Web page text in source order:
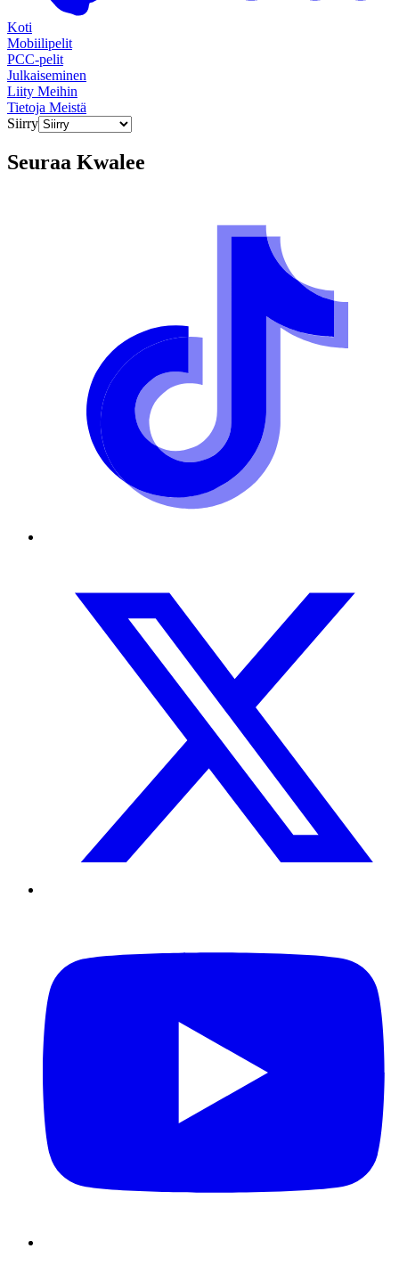
Koti
Mobiilipelit
PCC-pelit
Julkaiseminen
Liity Meihin
Tietoja Meistä
Siirry
Seuraa Kwalee